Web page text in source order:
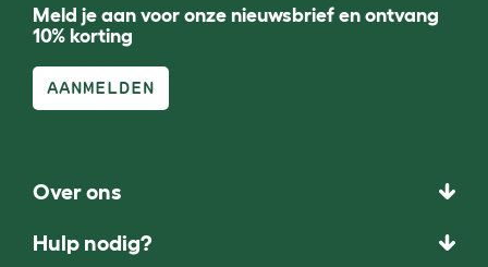
Meld je aan voor onze nieuwsbrief en ontvang
10% korting
AANMELDEN
Over ons
Hulp nodig?